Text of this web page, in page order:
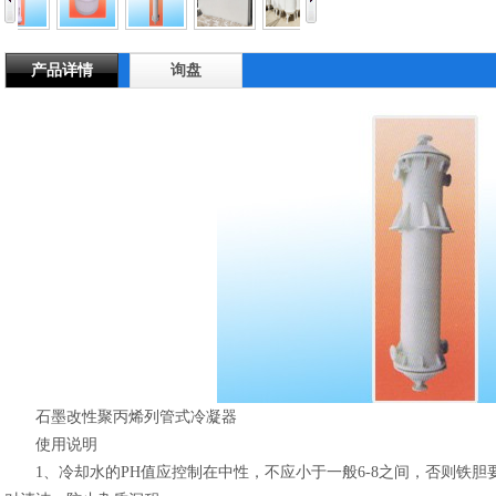
产品详情 询盘
石墨改性聚丙烯列管式冷凝器
使用说明
1、冷却水的PH值应控制在中性，不应小于一般6-8之间，否则铁胆